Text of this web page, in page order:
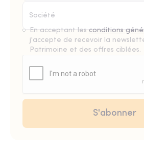
En acceptant les conditions
j'accepte de recevoir la
Patrimoine et des offres ciblées.